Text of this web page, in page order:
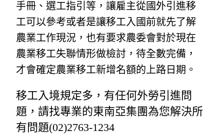
手冊、選工指引等，讓雇主從國外引進移
工可以參考或者是讓移工入國前就先了解
農業工作現況，也有要求農委會對於現在
農業移工失聯情形做檢討，待全數完備，
才會確定農業移工新增名額的上路日期。
移工入境規定多，有任何外勞引進問
題，請找專業的東南亞集團為您解決所
有問題(02)2763-1234